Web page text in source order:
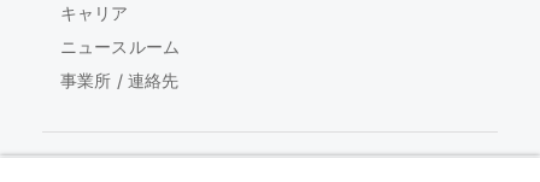
キャリア
ニュースルーム
事業所 / 連絡先